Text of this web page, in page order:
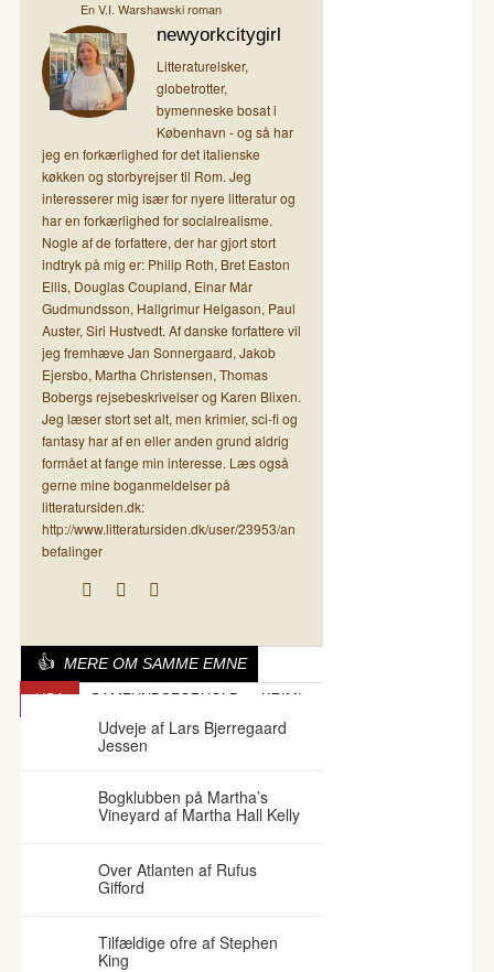
En V.I. Warshawski roman
newyorkcitygirl
Litteraturelsker,
globetrotter,
bymenneske bosat i
København - og så har
jeg en forkærlighed for det italienske
køkken og storbyrejser til Rom. Jeg
interesserer mig især for nyere litteratur og
har en forkærlighed for socialrealisme.
Nogle af de forfattere, der har gjort stort
indtryk på mig er: Philip Roth, Bret Easton
Ellis, Douglas Coupland, Einar Már
Gudmundsson, Hallgrimur Helgason, Paul
Auster, Siri Hustvedt. Af danske forfattere vil
jeg fremhæve Jan Sonnergaard, Jakob
Ejersbo, Martha Christensen, Thomas
Bobergs rejsebeskrivelser og Karen Blixen.
Jeg læser stort set alt, men krimier, sci-fi og
fantasy har af en eller anden grund aldrig
formået at fange min interesse. Læs også
gerne mine boganmeldelser på
litteratursiden.dk:
http://www.litteratursiden.dk/user/23953/an
befalinger
MERE OM SAMME EMNE
USA SAMFUNDSFORHOLD KRIMI
Udveje af Lars Bjerregaard
Jessen
Bogklubben på Martha’s
Vineyard af Martha Hall Kelly
Over Atlanten af Rufus
Gifford
Tilfældige ofre af Stephen
King